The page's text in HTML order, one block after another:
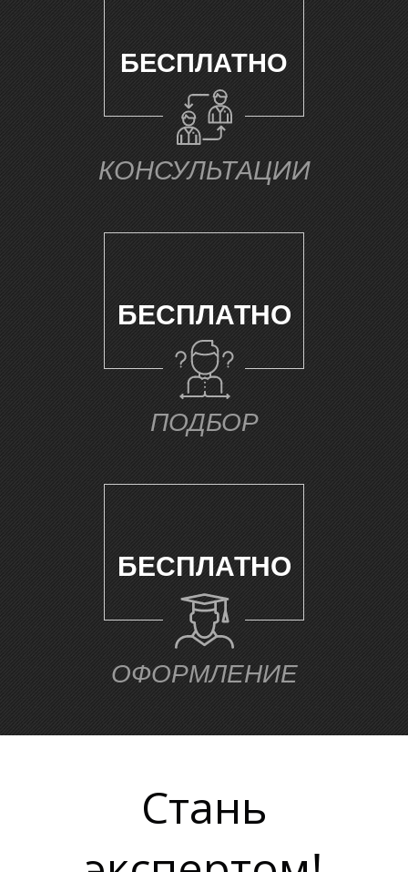
Г
И
БЕСПЛАТНО
КОНСУЛЬТАЦИИ
БЕСПЛАТНО
ПОДБОР
БЕСПЛАТНО
ОФОРМЛЕНИЕ
Стань